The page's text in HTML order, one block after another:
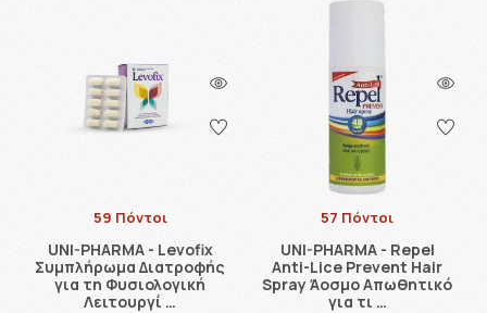
59 Πόντοι
UNI-PHARMA - Levofix
Συμπλήρωμα Διατροφής
για τη Φυσιολογική
Λειτουργί …
57 Πόντοι
UNI-PHARMA - Repel
Anti-Lice Prevent Hair
Spray Άοσμο Απωθητικό
για τι …